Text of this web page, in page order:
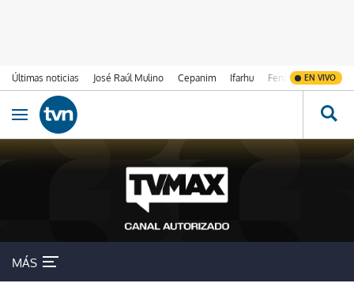
Últimas noticias José Raúl Mulino Cepanim Ifarhu Fenómeno de El
EN VIVO
Ir al contenido
Obrir navegació
MÁS